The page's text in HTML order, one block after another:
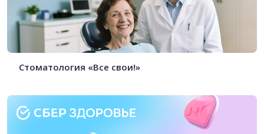
Стоматология «Все свои!»